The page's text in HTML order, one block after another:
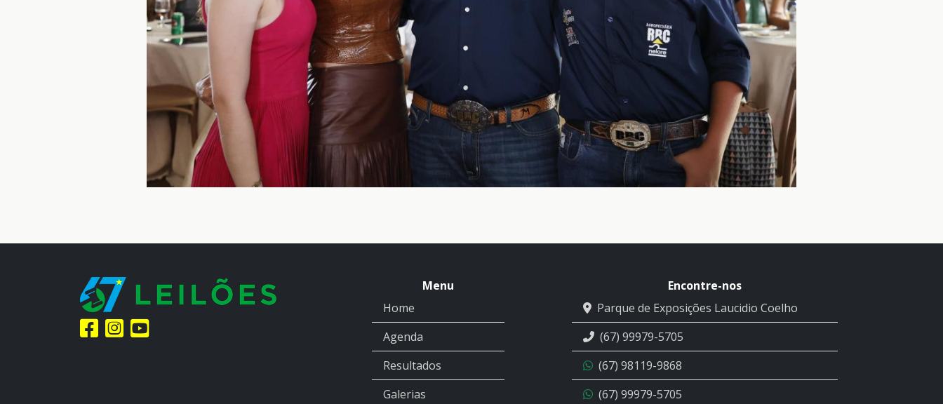
Menu
Home
Agenda
Resultados
Galerias
Encontre-nos
Parque de Exposições Laucidio Coelho
(67) 99979-5705
(67) 98119-9868
(67) 99979-5705